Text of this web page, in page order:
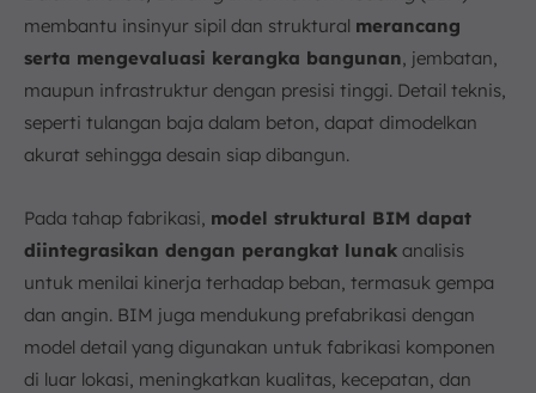
membantu insinyur sipil dan struktural merancang
serta mengevaluasi kerangka bangunan , jembatan,
maupun infrastruktur dengan presisi tinggi. Detail teknis,
seperti tulangan baja dalam beton, dapat dimodelkan
akurat sehingga desain siap dibangun.
Pada tahap fabrikasi, model struktural BIM dapat
diintegrasikan dengan perangkat lunak analisis
untuk menilai kinerja terhadap beban, termasuk gempa
dan angin. BIM juga mendukung prefabrikasi dengan
model detail yang digunakan untuk fabrikasi komponen
di luar lokasi, meningkatkan kualitas, kecepatan, dan